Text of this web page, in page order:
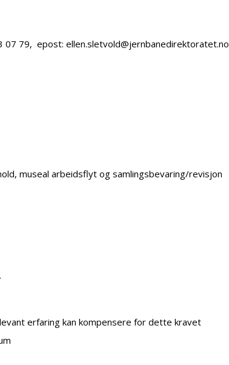
07 79, epost: ellen.sletvold@jernbanedirektoratet.no
museal arbeidsflyt og samlingsbevaring/revisjon
erfaring kan kompensere for dette kravet